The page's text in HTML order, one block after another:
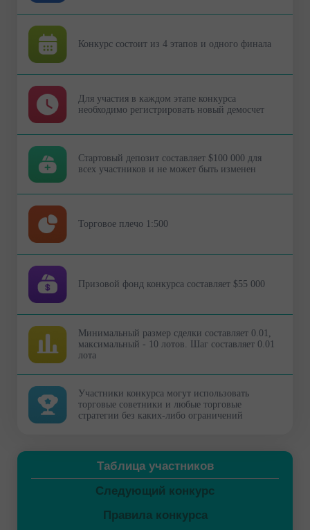
Конкурс состоит из 4 этапов и одного финала
Для участия в каждом этапе конкурса
необходимо регистрировать новый демосчет
Стартовый депозит составляет $100 000 для
всех участников и не может быть изменен
Торговое плечо 1:500
Призовой фонд конкурса составляет $55 000
Минимальный размер сделки составляет 0.01,
максимальный - 10 лотов. Шаг составляет 0.01
лота
Участники конкурса могут использовать
торговые советники и любые торговые
стратегии без каких-либо ограничений
Таблица участников
Следующий конкурс
Правила конкурса